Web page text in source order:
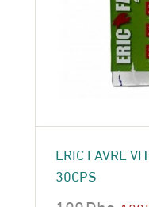
ERIC FAVRE
30CPS